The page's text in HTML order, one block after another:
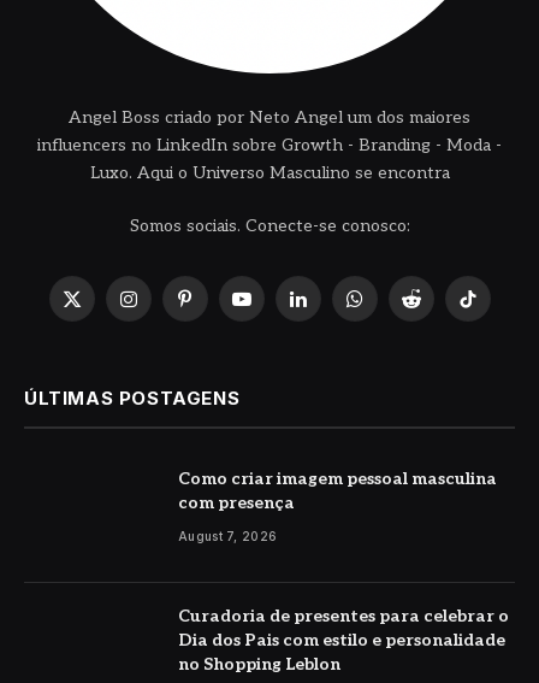
Angel Boss criado por Neto Angel um dos maiores
influencers no LinkedIn sobre Growth - Branding - Moda -
Luxo. Aqui o Universo Masculino se encontra
Somos sociais. Conecte-se conosco:
X
InstagramPinterestYouTubeLinkedInWhatsApp
Reddit TikTok
ÚLTIMAS POSTAGENS
Como criar imagem pessoal masculina
com presença
August 7, 2026
Curadoria de presentes para celebrar o
Dia dos Pais com estilo e personalidade
no Shopping Leblon